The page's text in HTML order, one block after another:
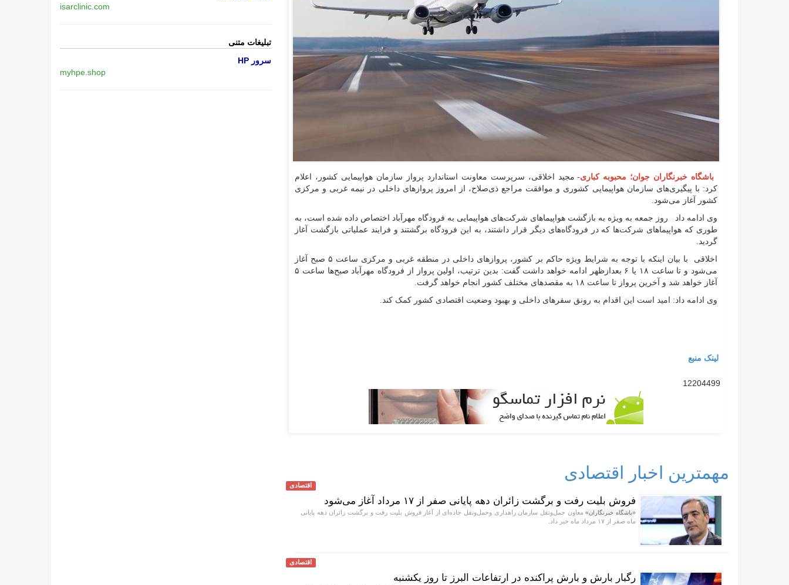
باشگاه خبرنگاران جوان؛ محبوبه کباری- مجید اخلاقی، سرپرست معاونت استاندارد پرواز سازمان هواپیمایی کشور، اعلام
کرد: با پیگیری‌های سازمان هواپیمایی کشوری و موافقت مراجع ذی‌صلاح، از امروز پروازهای داخلی در نیمه غربی و مرکزی
کشور آغاز می‌شود.
وی ادامه داد روز جمعه به ویژه به بازگشت هواپیماهای شرکت‌های هواپیمایی به فرودگاه مهرآباد اختصاص داده شده است، به
طوری که هواپیماهای شرکت‌ها که در فرودگاه‌های دیگر قرار داشتند، به این فرودگاه برگشتند و فرایند عملیاتی بازگشت آغاز
گردید.
اخلاقی با بیان اینکه با توجه به شرایط ویژه حاکم بر کشور، پروازهای داخلی در منطقه غربی و مرکزی ساعت ۵ صبح آغاز
می‌شود و تا ساعت ۱۸ یا ۶ بعدازظهر ادامه خواهد داشت گفت: بدین ترتیب، اولین پرواز از فرودگاه مهرآباد صبح‌ها ساعت ۵
آغاز خواهد شد و آخرین پرواز تا ساعت ۱۸ به مقصدهای مختلف کشور انجام خواهد گرفت.
وی ادامه داد: امید است این اقدام به رونق سفرهای داخلی و بهبود وضعیت اقتصادی کشور کمک کند.
لینک منبع
12204499
مهمترین اخبار اقتصادی
اقتصادی
فروش بلیت رفت و برگشت زائران دهه پایانی صفر از ۱۷ مرداد آغاز می‌شود
«باشگاه خبرنگاران»معاون حمل‌ونقل سازمان راهداری وحمل‌و‌نقل جاده‌ای از آغاز فروش بلیت رفت و برگشت زائران دهه پایانی
ماه صفر از ۱۷ مرداد ماه خبر داد.
اقتصادی
رگبار بارش و بارش پراکنده در ارتفاعات البرز تا روز یکشنبه
isarclinic.com
تبلیغات متنی
سرور HP
myhpe.shop